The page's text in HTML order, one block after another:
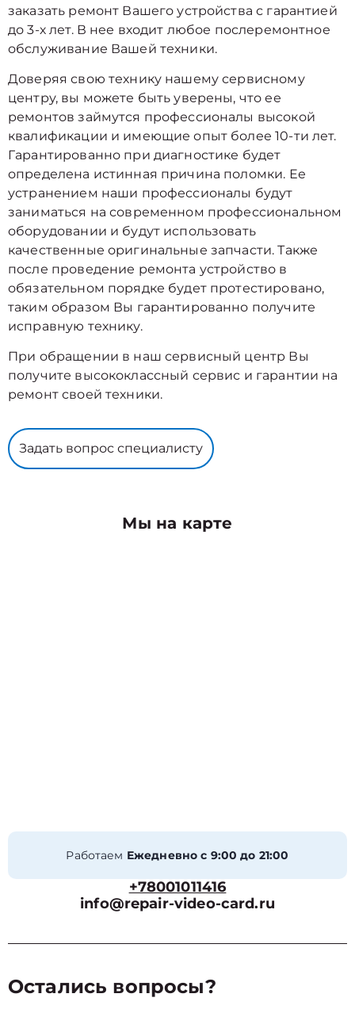
заказать ремонт Вашего устройства с гарантией
до 3-х лет. В нее входит любое послеремонтное
обслуживание Вашей техники.
Доверяя свою технику нашему сервисному
центру, вы можете быть уверены, что ее
ремонтов займутся профессионалы высокой
квалификации и имеющие опыт более 10-ти лет.
Гарантированно при диагностике будет
определена истинная причина поломки. Ее
устранением наши профессионалы будут
заниматься на современном профессиональном
оборудовании и будут использовать
качественные оригинальные запчасти. Также
после проведение ремонта устройство в
обязательном порядке будет протестировано,
таким образом Вы гарантированно получите
исправную технику.
При обращении в наш сервисный центр Вы
получите высококлассный сервис и гарантии на
ремонт своей техники.
Задать вопрос специалисту
Мы на карте
Работаем Ежедневно с 9:00 до 21:00
+78001011416
info@repair-video-card.ru
Остались вопросы?